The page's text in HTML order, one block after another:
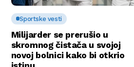
Sportske vesti
Milijarder se prerušio u
skromnog čistača u svojoj
novoj bolnici kako bi otkrio